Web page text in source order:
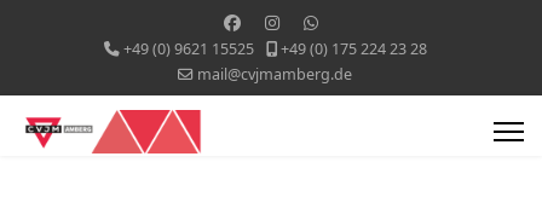
+49 (0) 9621 15525
+49 (0) 175 224 23 28
mail@cvjmamberg.de